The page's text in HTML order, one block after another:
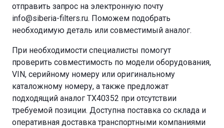
отправить запрос на электронную почту
info@siberia-filters.ru. Поможем подобрать
необходимую деталь или совместимый аналог.
При необходимости специалисты помогут
проверить совместимость по модели оборудования,
VIN, серийному номеру или оригинальному
каталожному номеру, а также предложат
подходящий аналог TX40352 при отсутствии
требуемой позиции. Доступна поставка со склада и
оперативная доставка транспортными компаниями